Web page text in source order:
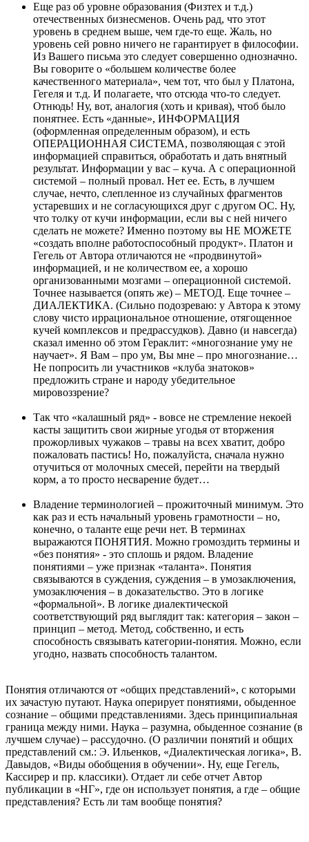
Еще раз об уровне образования (Физтех и т.д.)
отечественных бизнесменов. Очень рад, что этот
уровень в среднем выше, чем где-то еще. Жаль, но
уровень сей ровно ничего не гарантирует в философии.
Из Вашего письма это следует совершенно однозначно.
Вы говорите о «большем количестве более
качественного материала», чем тот, что был у Платона,
Гегеля и т.д. И полагаете, что отсюда что-то следует.
Отнюдь! Ну, вот, аналогия (хоть и кривая), чтоб было
понятнее. Есть «данные», ИНФОРМАЦИЯ
(оформленная определенным образом), и есть
ОПЕРАЦИОННАЯ СИСТЕМА, позволяющая с этой
информацией справиться, обработать и дать внятный
результат. Информации у вас – куча. А с операционной
системой – полный провал. Нет ее. Есть, в лучшем
случае, нечто, слепленное из случайных фрагментов
устаревших и не согласующихся друг с другом ОС. Ну,
что толку от кучи информации, если вы с ней ничего
сделать не можете? Именно поэтому вы НЕ МОЖЕТЕ
«создать вполне работоспособный продукт». Платон и
Гегель от Автора отличаются не «продвинутой»
информацией, и не количеством ее, а хорошо
организованными мозгами – операционной системой.
Точнее называется (опять же) – МЕТОД. Еще точнее –
ДИАЛЕКТИКА. (Сильно подозреваю: у Автора к этому
слову чисто иррациональное отношение, отягощенное
кучей комплексов и предрассудков). Давно (и навсегда)
сказал именно об этом Гераклит: «многознание уму не
научает». Я Вам – про ум, Вы мне – про многознание…
Не попросить ли участников «клуба знатоков»
предложить стране и народу убедительное
мировоззрение?
Так что «калашный ряд» - вовсе не стремление некоей
касты защитить свои жирные угодья от вторжения
прожорливых чужаков – травы на всех хватит, добро
пожаловать пастись! Но, пожалуйста, сначала нужно
отучиться от молочных смесей, перейти на твердый
корм, а то просто несварение будет…
Владение терминологией – прожиточный минимум. Это
как раз и есть начальный уровень грамотности – но,
конечно, о таланте еще речи нет. В терминах
выражаются ПОНЯТИЯ. Можно громоздить термины и
«без понятия» - это сплошь и рядом. Владение
понятиями – уже признак «таланта». Понятия
связываются в суждения, суждения – в умозаключения,
умозаключения – в доказательство. Это в логике
«формальной». В логике диалектической
соответствующий ряд выглядит так: категория – закон –
принцип – метод. Метод, собственно, и есть
способность связывать категории-понятия. Можно, если
угодно, назвать способность талантом.
Понятия отличаются от «общих представлений», с которыми
их зачастую путают. Наука оперирует понятиями, обыденное
сознание – общими представлениями. Здесь принципиальная
граница между ними. Наука – разумна, обыденное сознание (в
лучшем случае) – рассудочно. (О различии понятий и общих
представлений см.: Э. Ильенков, «Диалектическая логика», В.
Давыдов, «Виды обобщения в обучении». Ну, еще Гегель,
Кассирер и пр. классики). Отдает ли себе отчет Автор
публикации в «НГ», где он использует понятия, а где – общие
представления? Есть ли там вообще понятия?